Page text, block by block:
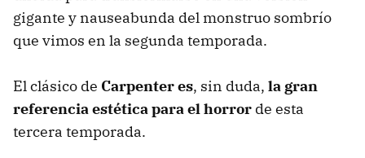
gigante y nauseabunda del monstruo sombrío
que vimos en la segunda temporada.
El clásico de Carpenter es, sin duda, la gran
referencia estética para el horror de esta
tercera temporada.